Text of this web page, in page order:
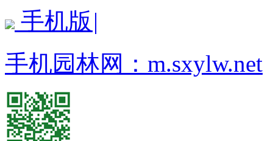
手机版 |
手机园林网： m.sxylw.net